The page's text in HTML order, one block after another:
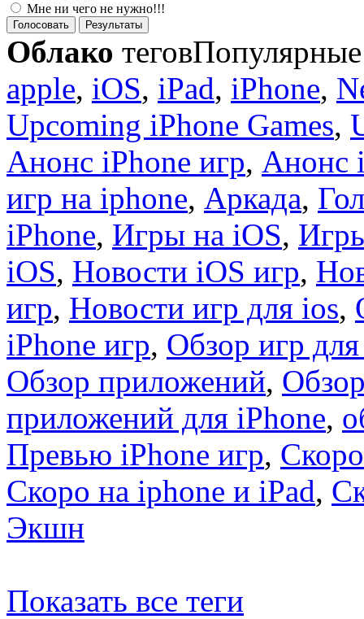
Мне ни чего не нужно!!!
Голосовать Результаты
Облако теговПопулярные
apple, iOS, iPad, iPhone,
Upcoming iPhone Games,
Анонс iPhone игр, Анонс
игр на iphone, Аркада,
iPhone, Игры на iOS,
iOS, Новости iOS игр,
игр, Новости игр для ios,
iPhone игр, Обзор игр
Обзор приложений,
приложений для iPhone,
Превью iPhone игр,
Скоро на iphone и iPad,
Экшн
Показать все теги